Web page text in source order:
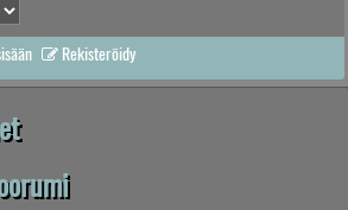
Rekisteröidy